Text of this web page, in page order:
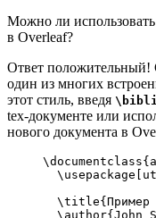
Можно ли
в Overleaf?
Ответ положительный!
один из многих
этот стиль, введя
tex-документе или
нового документа в
\documentclass{
\usepackage
\title{Пример
\author{John